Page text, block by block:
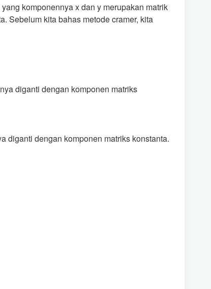
komponennya x dan y merupakan matrik
Sebelum kita bahas metode cramer, kita
diganti dengan komponen matriks
diganti dengan komponen matriks konstanta.